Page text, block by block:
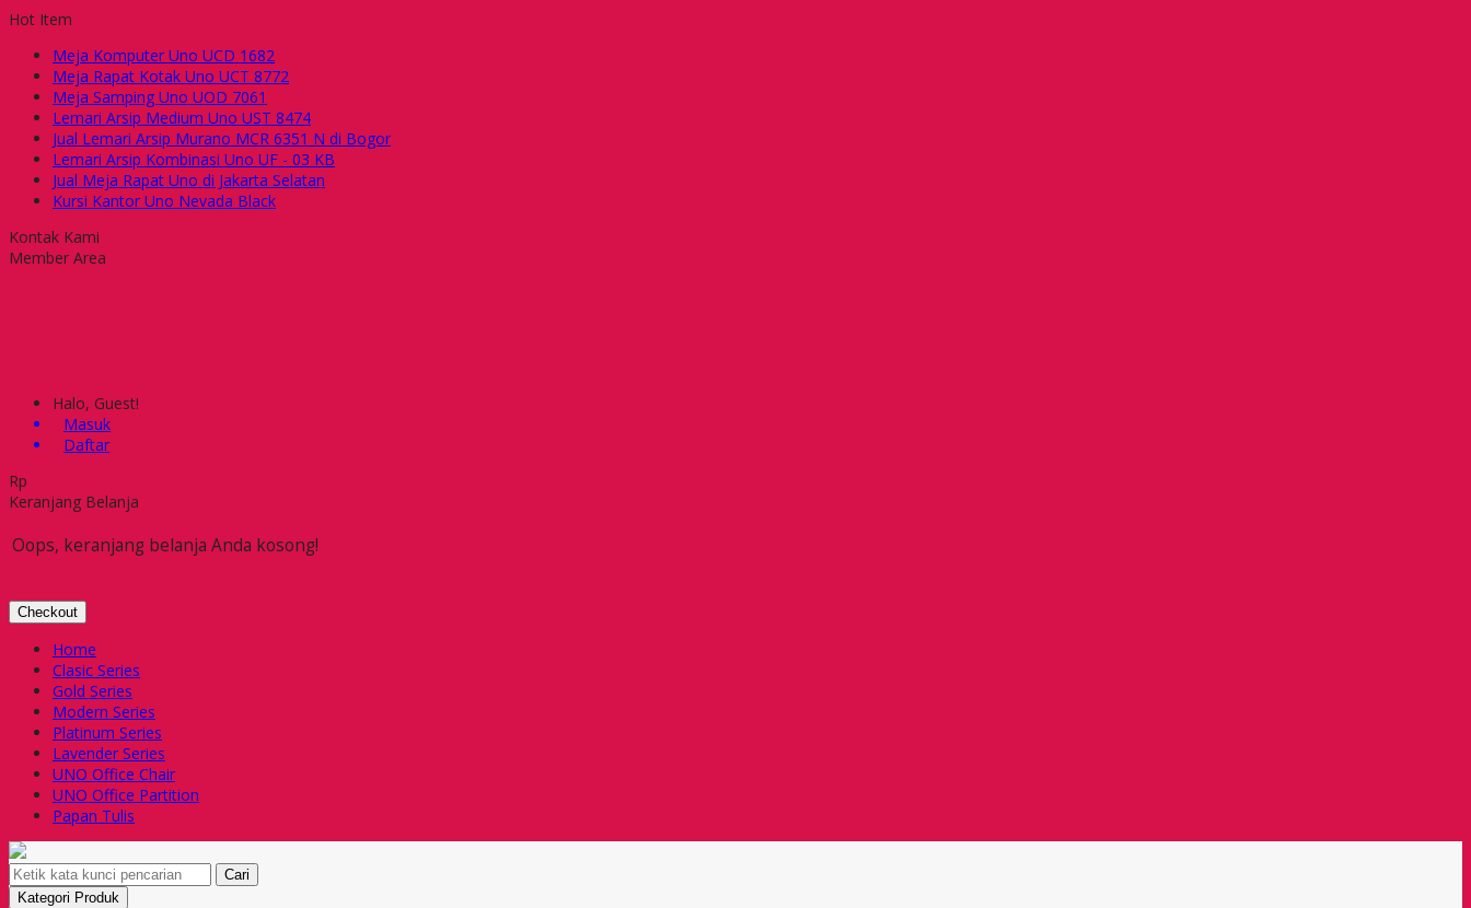
Hot Item
Meja Komputer Uno UCD 1682
Meja Rapat Kotak Uno UCT 8772
Meja Samping Uno UOD 7061
Lemari Arsip Medium Uno UST 8474
Jual Lemari Arsip Murano MCR 6351 N di Bogor
Lemari Arsip Kombinasi Uno UF - 03 KB
Jual Meja Rapat Uno di Jakarta Selatan
Kursi Kantor Uno Nevada Black
Kontak Kami
Member Area
Halo, Guest!
Masuk
Daftar
Rp
Keranjang Belanja
Oops, keranjang belanja Anda kosong!
Checkout
Home
Clasic Series
Gold Series
Modern Series
Platinum Series
Lavender Series
UNO Office Chair
UNO Office Partition
Papan Tulis
Cari
Kategori Produk